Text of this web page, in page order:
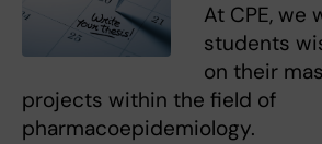
At CPE, we
students
on their
projects within the field of
pharmacoepidemiology.